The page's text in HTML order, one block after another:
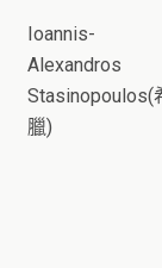
Ioannis-
Alexandros
Stasinopoulos(
臘)